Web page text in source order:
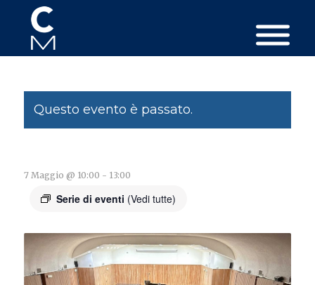
Questo evento è passato.
7 Maggio @ 10:00 - 13:00
Serie di eventi (Vedi tutte)